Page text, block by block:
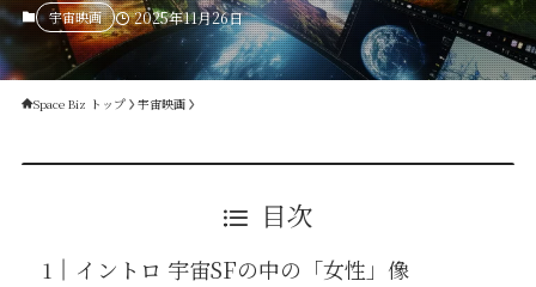
宇宙映画 2025年11月26日
Space Biz トップ 宇宙映画
目次
イントロ 宇宙SFの中の「女性」像